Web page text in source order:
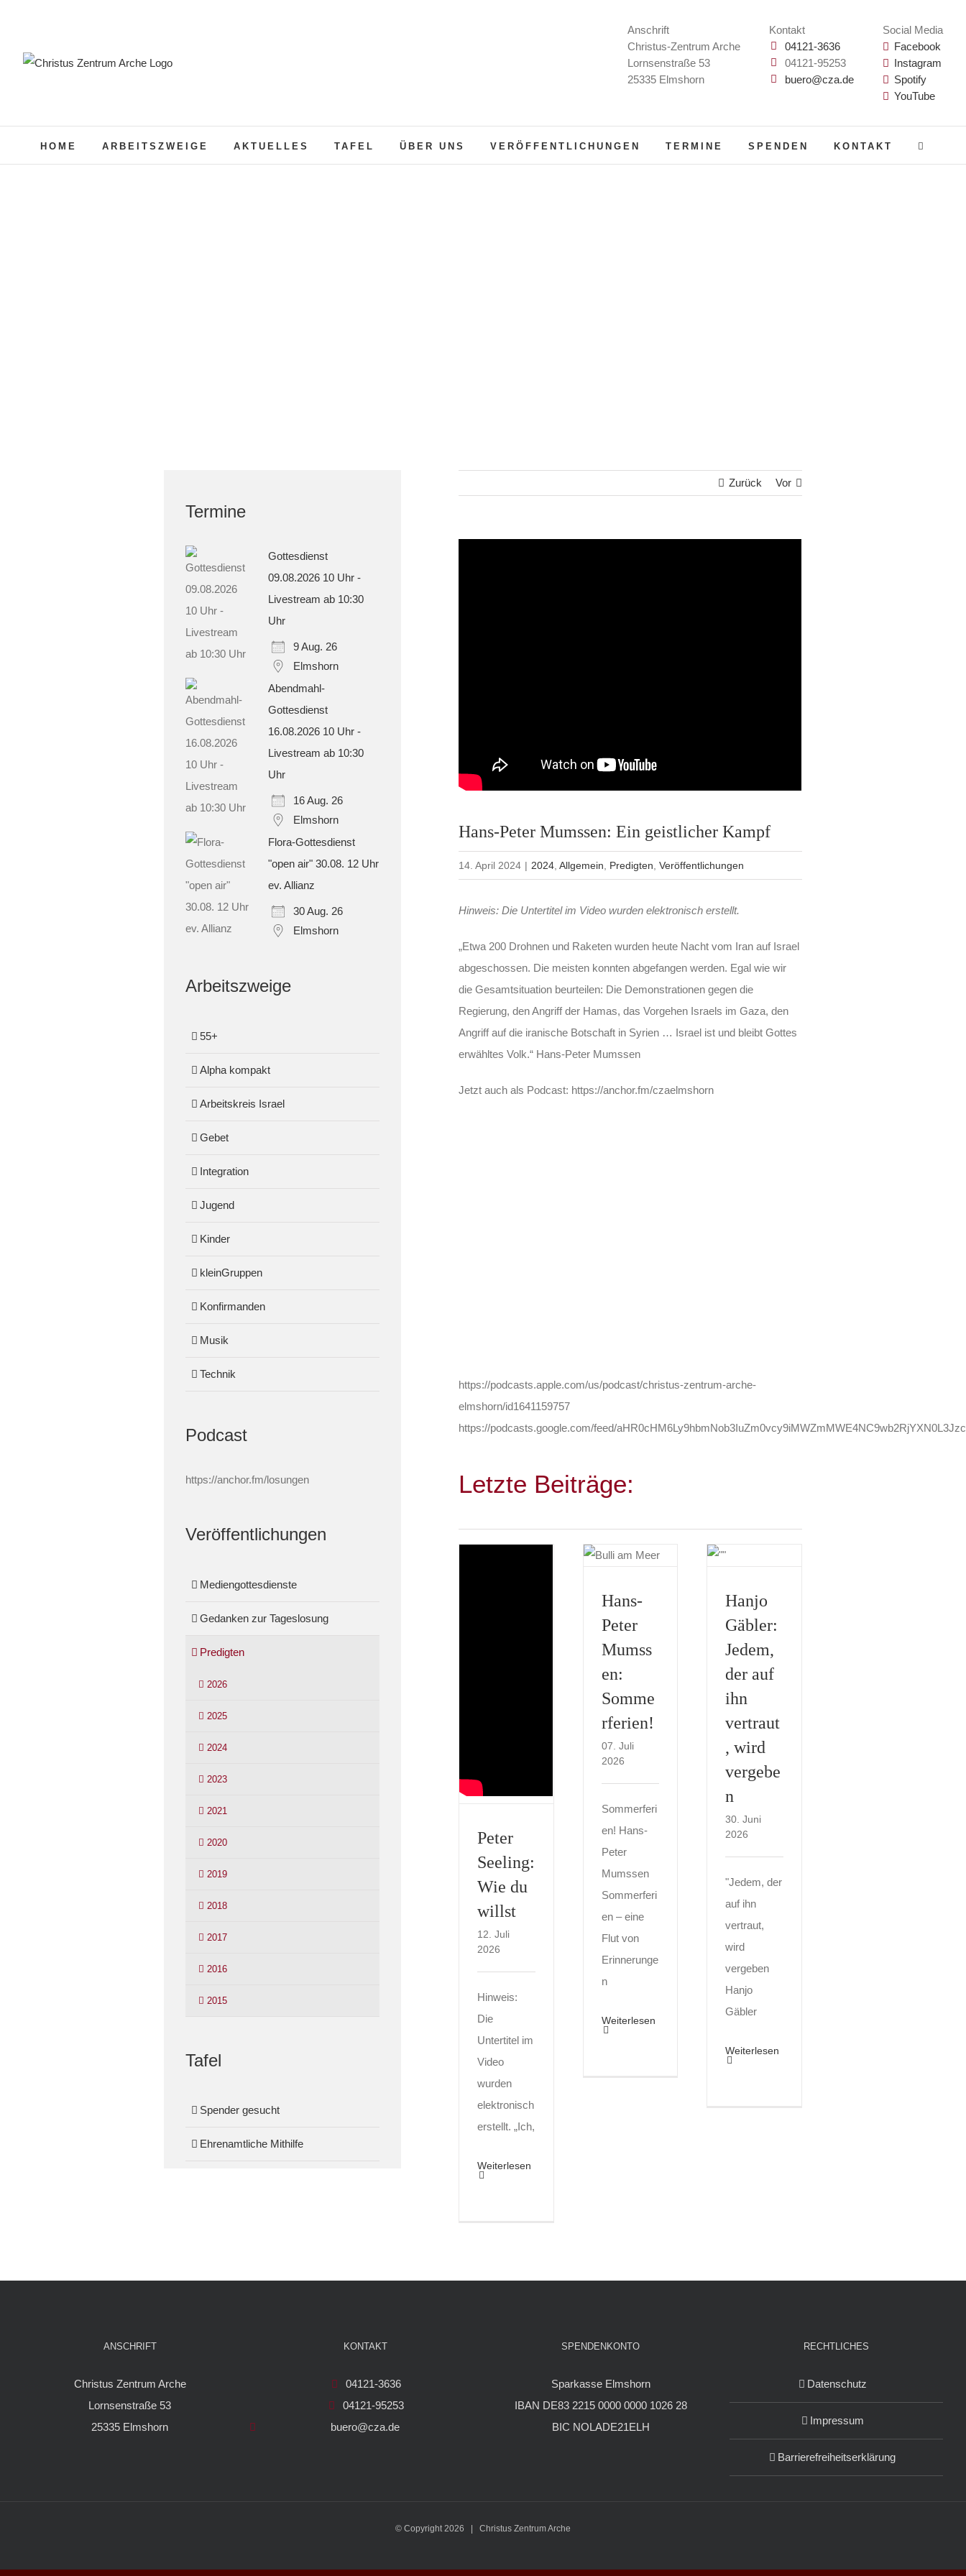
springen
Anschrift
Christus-Zentrum Arche
Lornsenstraße 53
25335 Elmshorn
Kontakt
04121-3636
04121-95253
buero@cza.de
Social Media
Facebook
Instagram
Spotify
YouTube
HOME ARBEITSZWEIGE AKTUELLES TAFEL ÜBER UNS VERÖFFENTLICHUNGEN TERMINE SPENDEN KONTAKT
Zurück Vor
Hans-Peter Mumssen: Ein geistlicher Kampf
14. April 2024 | 2024 ,Allgemein Predigten ,Veröffentlichungen
Hinweis: Die Untertitel im Video wurden elektronisch erstellt.
„Etwa 200 Drohnen und Raketen wurden heute Nacht vom Iran auf Israel
abgeschossen. Die meisten konnten abgefangen werden. Egal wie wir
die Gesamtsituation beurteilen: Die Demonstrationen gegen die
Regierung, den Angriff der Hamas, das Vorgehen Israels im Gaza, den
Angriff auf die iranische Botschaft in Syrien … Israel ist und bleibt Gottes
erwähltes Volk.“ Hans-Peter Mumssen
Jetzt auch als Podcast: https://anchor.fm/czaelmshorn
https://podcasts.apple.com/us/podcast/christus-zentrum-arche-
elmshorn/id1641159757
https://podcasts.google.com/feed/
Letzte Beiträge:
Peter
Seeling:
Wie du
willst
12. Juli
2026
Hinweis:
Die
Untertitel im
Video
wurden
elektronisch
erstellt. „Ich,
Weiterlesen
Hans-
Peter
Mumss
en:
Somme
rferien!
07. Juli
2026
Sommerferi
en! Hans-
Peter
Mumssen
Sommerferi
en – eine
Flut von
Erinnerunge
n
Weiterlesen
Hanjo
Gäbler:
Jedem,
der auf
ihn
vertraut
, wird
vergebe
n
30. Juni
2026
"Jedem, der
auf ihn
vertraut,
wird
vergeben
Hanjo
Gäbler
Weiterlesen
Termine
Gottesdienst
09.08.2026 10 Uhr -
Livestream ab 10:30
Uhr
9 Aug. 26
Elmshorn
Abendmahl-
Gottesdienst
16.08.2026 10 Uhr -
Livestream ab 10:30
Uhr
16 Aug. 26
Elmshorn
Flora-Gottesdienst
"open air" 30.08. 12 Uhr
ev. Allianz
30 Aug. 26
Elmshorn
Arbeitszweige
55+
Alpha kompakt
Arbeitskreis Israel
Gebet
Integration
Jugend
Kinder
kleinGruppen
Konfirmanden
Musik
Technik
Podcast
https://anchor.fm/losungen
Veröffentlichungen
Mediengottesdienste
Gedanken zur Tageslosung
Predigten
2026
2025
2024
2023
2021
2020
2019
2018
2017
2016
2015
Tafel
Spender gesucht
Ehrenamtliche Mithilfe
ANSCHRIFT
Christus Zentrum Arche
Lornsenstraße 53
25335 Elmshorn
KONTAKT
04121-3636
04121-95253
buero@cza.de
SPENDENKONTO
Sparkasse Elmshorn
IBAN DE83 2215 0000 0000 1026 28
BIC NOLADE21ELH
RECHTLICHES
Datenschutz
Impressum
Barrierefreiheitserklärung
© Copyright2026 | Christus Zentrum Arche